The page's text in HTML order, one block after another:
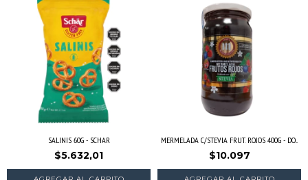
SALINIS 60G - SCHAR
$5.632,01
MERMELADA C/STEVIA FRUT. ROJOS 400G - DO...
$10.097